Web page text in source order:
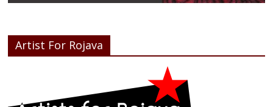
Artist For Rojava